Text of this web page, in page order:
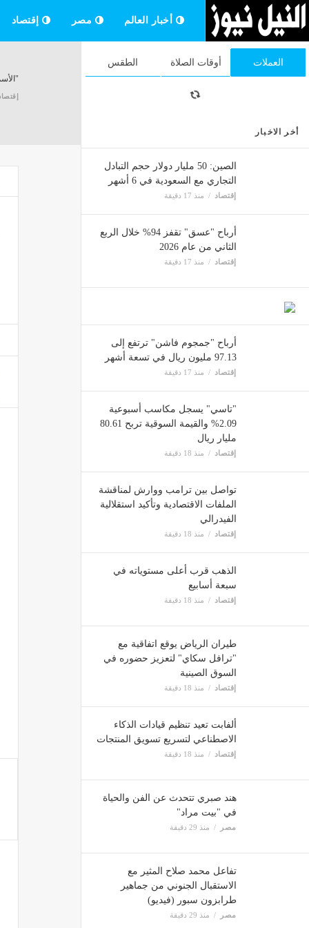
أخبار العالم مصر إقتصاد
العملات أوقات الصلاة الطقس
أخر الاخبار
الصين: 50 مليار دولار حجم التبادل
التجاري مع السعودية في 6 أشهر
إقتصاد منذ 17 دقيقة
أرباح "عسق" تقفز 94% خلال الربع
الثاني من عام 2026
إقتصاد منذ 17 دقيقة
أرباح "جمجوم فاشن" ترتفع إلى
97.13 مليون ريال في تسعة أشهر
إقتصاد منذ 17 دقيقة
"تاسي" يسجل مكاسب أسبوعية
2.09% والقيمة السوقية تربح 80.61
مليار ريال
إقتصاد منذ 18 دقيقة
تواصل بين ترامب ووارش لمناقشة
الملفات الاقتصادية وتأكيد استقلالية
الفيدرالي
إقتصاد منذ 18 دقيقة
الذهب قرب أعلى مستوياته في
سبعة أسابيع
إقتصاد منذ 18 دقيقة
طيران الرياض يوقع اتفاقية مع
"ترافل سكاي" لتعزيز حضوره في
السوق الصينية
إقتصاد منذ 18 دقيقة
ألفابت تعيد تنظيم قيادات الذكاء
الاصطناعي لتسريع تسويق المنتجات
إقتصاد منذ 18 دقيقة
هند صبري تتحدث عن الفن والحياة
في "بيت مراد"
مصر منذ 29 دقيقة
تفاعل محمد صلاح المثير مع
الاستقبال الجنوني من جماهير
طرابزون سبور (فيديو)
مصر منذ 29 دقيقة
أرباح